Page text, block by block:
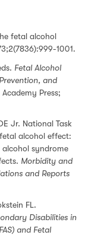
fetal alcohol
1001.
Fetal Alcohol
and
Press;
Jr. National Task
alcohol effect:
syndrome
Morbidity and
and Reports
FL.
Disabilities in
and Fetal